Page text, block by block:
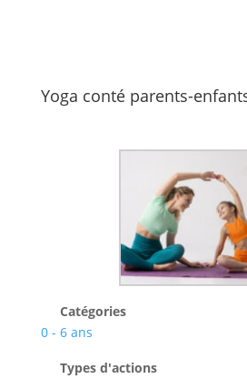
Yoga conté parents-
Catégories
0 - 6 ans
Types d'actions